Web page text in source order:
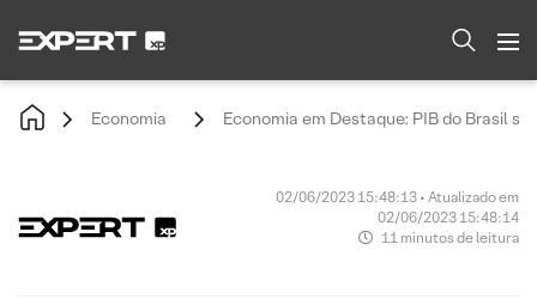
Economia Economia em Destaque: PIB do Brasil
02/06/2023 15:48:13 • Atualizado em
02/06/2023 15:48:14
11 minutos de leitura